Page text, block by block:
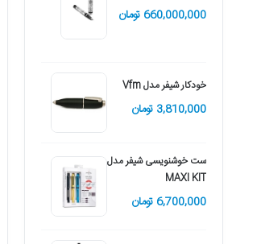
660,000,000 تومان
خودکار شیفر مدل Vfm
3,810,000 تومان
ست خوشنویسی شیفر مدل
MAXI KIT
6,700,000 تومان